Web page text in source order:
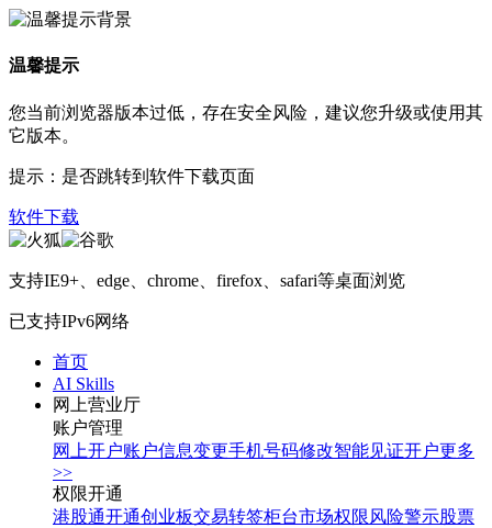
温馨提示
您当前浏览器版本过低，存在安全风险，建议您升级或使用其
它版本。
提示：是否跳转到软件下载页面
软件下载
支持IE9+、edge、chrome、firefox、safari等桌面浏览
已支持IPv6网络
首页
AI Skills
网上营业厅
账户管理
网上开户账户信息变更手机号码修改智能见证开户更多
>>
权限开通
港股通开通创业板交易转签柜台市场权限风险警示股票